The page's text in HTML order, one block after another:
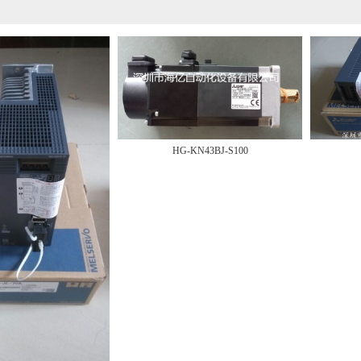
HG-KN43BJ-S100